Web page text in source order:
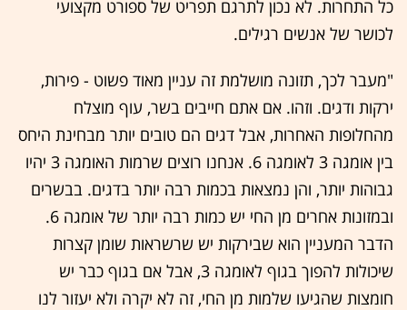
כל התחרות. לא נכון לתרגם תפריט של ספורט מקצועי
לכושר של אנשים רגילים.
"מעבר לכך, תזונה מושלמת זה עניין מאוד פשוט - פירות,
ירקות ודגים. וזהו. אם אתם חייבים בשר, עוף מוצלח
מהחלופות האחרות, אבל דגים הם טובים יותר מבחינת היחס
בין אומגה 3 לאומגה 6. אנחנו רוצים שרמות האומגה 3 יהיו
גבוהות יותר, והן נמצאות בכמות רבה יותר בדגים. בבשרים
ובמזונות אחרים מן החי יש כמות רבה יותר של אומגה 6.
הדבר המעניין הוא שבירקות יש שרשראות שומן קצרות
שיכולות להפוך בגוף לאומגה 3, אבל אם בגוף כבר יש
חומצות שהגיעו שלמות מן החי, זה לא יקרה ולא יעזור לנו